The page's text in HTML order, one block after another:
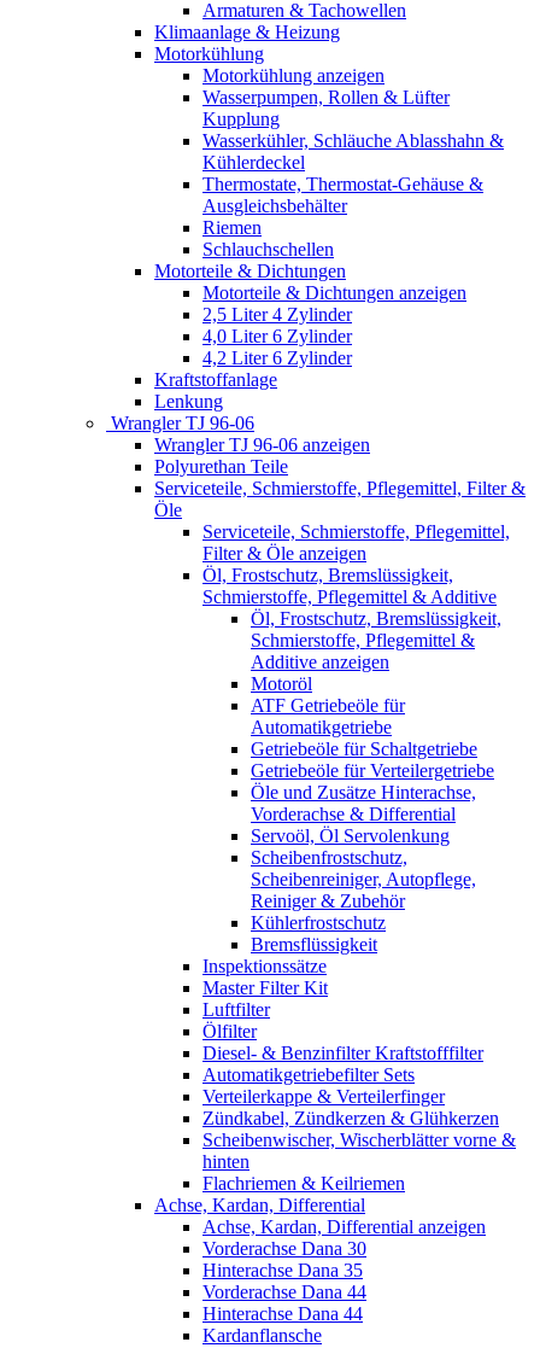
Armaturen & Tachowellen
Klimaanlage & Heizung
Motorkühlung
Motorkühlung anzeigen
Wasserpumpen, Rollen & Lüfter
Kupplung
Wasserkühler, Schläuche Ablasshahn &
Kühlerdeckel
Thermostate, Thermostat-Gehäuse &
Ausgleichsbehälter
Riemen
Schlauchschellen
Motorteile & Dichtungen
Motorteile & Dichtungen anzeigen
2,5 Liter 4 Zylinder
4,0 Liter 6 Zylinder
4,2 Liter 6 Zylinder
Kraftstoffanlage
Lenkung
Wrangler TJ 96-06
Wrangler TJ 96-06 anzeigen
Polyurethan Teile
Serviceteile, Schmierstoffe, Pflegemittel, Filter &
Öle
Serviceteile, Schmierstoffe, Pflegemittel,
Filter & Öle anzeigen
Öl, Frostschutz, Bremslüssigkeit,
Schmierstoffe, Pflegemittel & Additive
Öl, Frostschutz, Bremslüssigkeit,
Schmierstoffe, Pflegemittel &
Additive anzeigen
Motoröl
ATF Getriebeöle für
Automatikgetriebe
Getriebeöle für Schaltgetriebe
Getriebeöle für Verteilergetriebe
Öle und Zusätze Hinterachse,
Vorderachse & Differential
Servoöl, Öl Servolenkung
Scheibenfrostschutz,
Scheibenreiniger, Autopflege,
Reiniger & Zubehör
Kühlerfrostschutz
Bremsflüssigkeit
Inspektionssätze
Master Filter Kit
Luftfilter
Ölfilter
Diesel- & Benzinfilter Kraftstofffilter
Automatikgetriebefilter Sets
Verteilerkappe & Verteilerfinger
Zündkabel, Zündkerzen & Glühkerzen
Scheibenwischer, Wischerblätter vorne &
hinten
Flachriemen & Keilriemen
Achse, Kardan, Differential
Achse, Kardan, Differential anzeigen
Vorderachse Dana 30
Hinterachse Dana 35
Vorderachse Dana 44
Hinterachse Dana 44
Kardanflansche